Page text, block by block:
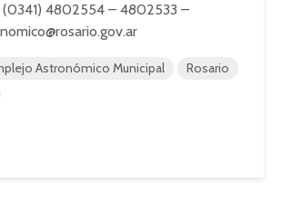
(0341) 4802554 – 4802533 –
Astronómico Municipal
Rosario